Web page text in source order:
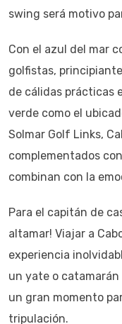
swing será motivo
Con el azul del mar
golfistas,
de cálidas prácticas
verde como el
Solmar Golf Links,
complementados
combinan con la
Para el capitán de
altamar! Viajar a
experiencia
un yate o
un gran momento
tripulación.